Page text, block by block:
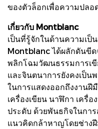
ของตัวล็อกเพื่อความปลอ
เกี่ยวกับ Montblanc
เป็นที่รู้จักในด้านความเป็
Montblanc ได้ผลักดันขีด
พลิกโฉมวัฒนธรรมการเ
และจินตนาการยังคงเป็น
ในการแสดงออกถึงงาน
เครื่องเขียน นาฬิกา เครื่
ประดับ ด้วยพันธกิจในกา
แนวคิดกล้าหาญโดยช่าง